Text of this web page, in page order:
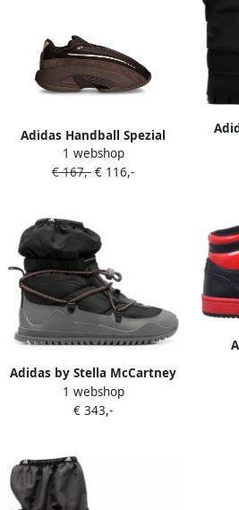
Adidas Handball Spezial
low-top sneakers Zwart
1 webshop
€ 167,- € 116,-
Adidas by Stella McCartney
x Stella McCartney Winter
Boot Cold laarzen Zwart
1 webshop
€ 343,-